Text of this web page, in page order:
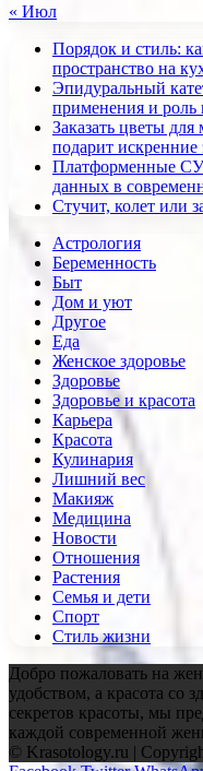
« Июл
Порядок и стиль:
пространство на
Эпидуральный
применения и роль
Заказать цветы
подарит
Платформенные
данных в
Стучит, колет или
Астрология
Беременность
Быт
Дом и уют
Другое
Еда
Женское здоровье
Здоровье
Здоровье и красота
Карьера
Красота
Кулинария
Лишний вес
Макияж
Медицина
Новости
Отношения
Растения
Семья и дети
Спорт
Стиль жизни
Добро пожаловать на
удобством, а красота со
секретов красоты, мы
каждой современной
© Krasotology.ru |